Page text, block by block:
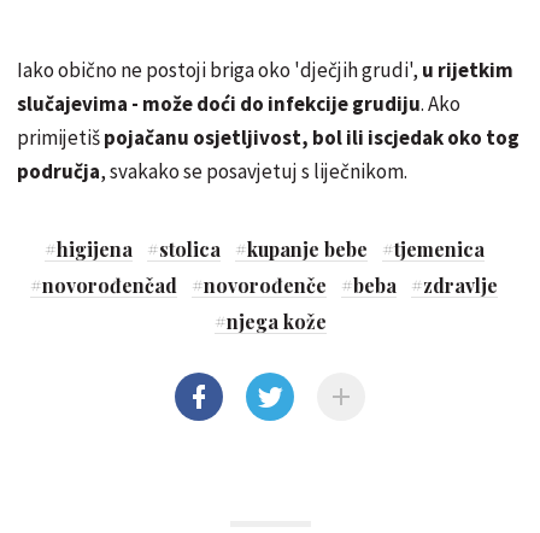
Iako obično ne postoji briga oko 'dječjih grudi', u rijetkim
slučajevima - može doći do infekcije grudiju. Ako
primijetišpojačanu osjetljivost, bol ili iscjedak oko tog
područja, svakako se posavjetuj s liječnikom.
#higijena #stolica #kupanje bebe #tjemenica
#novorođenčad #novorođenče #beba #zdravlje
#njega kože